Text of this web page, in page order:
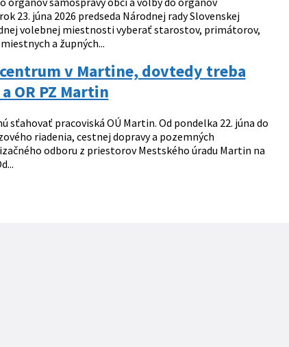
23. júna 2026 predseda Národnej rady Slovenskej
volebnej miestnosti vyberať starostov, primátorov,
a župných...
v Martine, dovtedy treba
OR PZ Martin
sťahovať pracoviská OÚ Martin. Od pondelka 22. júna do
riadenia, cestnej dopravy a pozemných
odboru z priestorov Mestského úradu Martin na